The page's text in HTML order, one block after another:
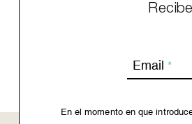
Email *
En el momento en que